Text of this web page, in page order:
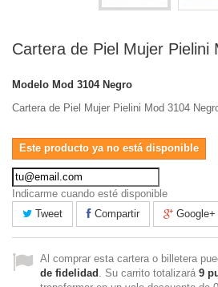
Cartera de Piel Mujer Pielini
Modelo Mod 3104 Negro
Cartera de Piel Mujer Pielini Mod 3104
Este producto ya no está disponible
Indicarme cuando esté disponible
Tweet
Compartir Google+
Al comprar esta cartera o billetera
de fidelidad . Su carrito totalizará 9